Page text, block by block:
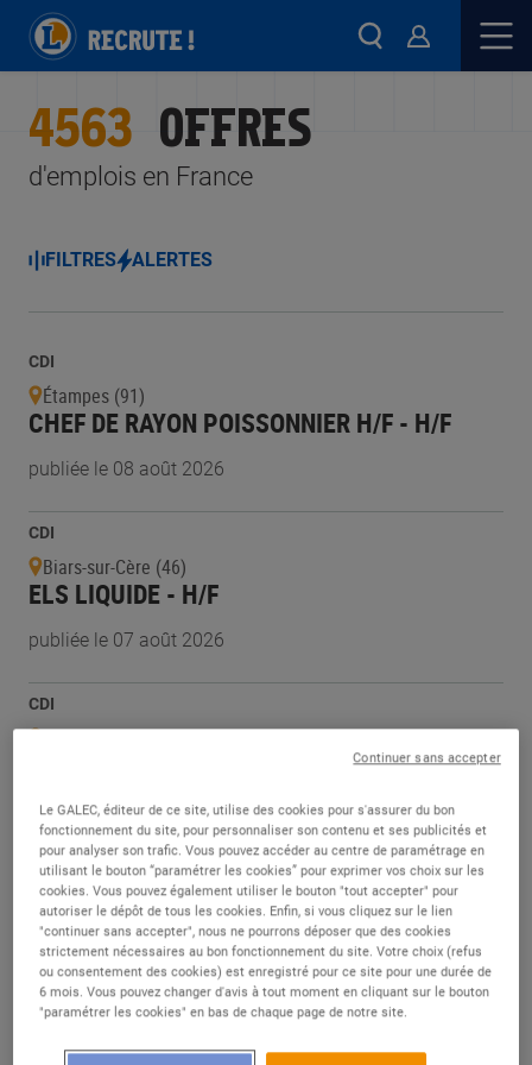
4563 OFFRES
d'emplois en France
FILTRES ALERTES
CDI
Étampes (91)
CHEF DE RAYON POISSONNIER H/F - H/F
publiée le 08 août 2026
CDI
Biars-sur-Cère (46)
ELS LIQUIDE - H/F
publiée le 07 août 2026
CDI
Biars-sur-Cère (46)
RESPONSABLE EPICERIE-DPH - H/F
publiée le 07 août 2026
CDI
Biars-sur-Cère (46)
MANAGER DE RAYON - H/F
publiée le 07 août 2026
Le GALEC, éditeur de ce site, utilise des cookies pour s'assurer du bon
fonctionnement du site, pour personnaliser son contenu et ses publicités et
pour analyser son trafic. Vous pouvez accéder au centre de paramétrage en
utilisant le bouton “paramétrer les cookies” pour exprimer vos choix sur les
cookies. Vous pouvez également utiliser le bouton "tout accepter" pour
autoriser le dépôt de tous les cookies. Enfin, si vous cliquez sur le lien
"continuer sans accepter", nous ne pourrons déposer que des cookies
strictement nécessaires au bon fonctionnement du site. Votre choix (refus
ou consentement des cookies) est enregistré pour ce site pour une durée de
6 mois. Vous pouvez changer d'avis à tout moment en cliquant sur le bouton
"paramétrer les cookies" en bas de chaque page de notre site.
Continuer sans accepter